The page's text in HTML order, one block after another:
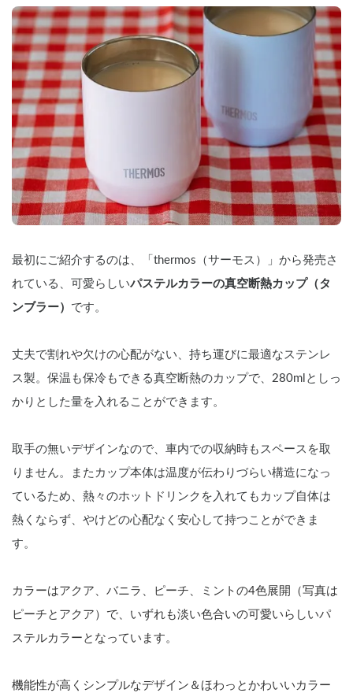
最初にご紹介するのは、「thermos（サーモス）」から発売さ
れている、可愛らしいパステルカラーの真空断熱カップ（タ
ンブラー） です。
丈夫で割れや欠けの心配がない、持ち運びに最適なステンレ
ス製。保温も保冷もできる真空断熱のカップで、280mlとしっ
かりとした量を入れることができます。
取手の無いデザインなので、車内での収納時もスペースを取
りません。またカップ本体は温度が伝わりづらい構造になっ
ているため、熱々のホットドリンクを入れてもカップ自体は
熱くならず、やけどの心配なく安心して持つことができま
す。
カラーはアクア、バニラ、ピーチ、ミントの4色展開（写真は
ピーチとアクア）で、いずれも淡い色合いの可愛いらしいパ
ステルカラーとなっています。
機能性が高くシンプルなデザイン＆ほわっとかわいいカラー